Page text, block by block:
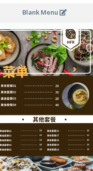
Blank Menu